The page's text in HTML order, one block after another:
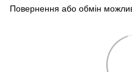
Повернення або обмін